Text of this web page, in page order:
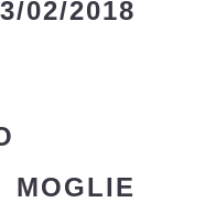
02/2018